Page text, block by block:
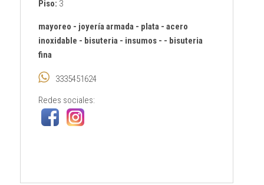
Piso: 3
mayoreo - joyería armada- plata- acero
inoxidable - bisuteria- insumos- - bisuteria
fina
3335451624
Redes sociales: